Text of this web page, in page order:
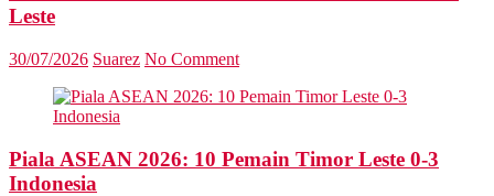
Leste
30/07/2026 Suarez No Comment
Piala ASEAN 2026: 10 Pemain Timor Leste 0-3
Indonesia